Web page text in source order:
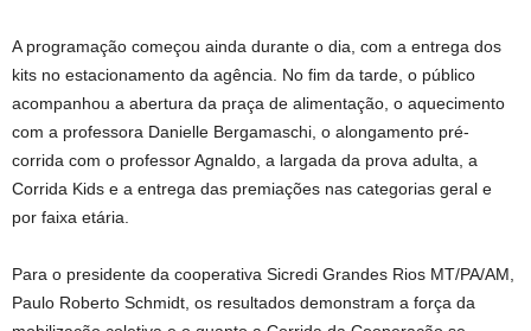
A programação começou ainda durante o dia, com a entrega dos
kits no estacionamento da agência. No fim da tarde, o público
acompanhou a abertura da praça de alimentação, o aquecimento
com a professora Danielle Bergamaschi, o alongamento pré-
corrida com o professor Agnaldo, a largada da prova adulta, a
Corrida Kids e a entrega das premiações nas categorias geral e
por faixa etária.
Para o presidente da cooperativa Sicredi Grandes Rios MT/PA/AM,
Paulo Roberto Schmidt, os resultados demonstram a força da